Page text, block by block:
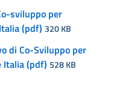
sviluppo per
(pdf) 320 KB
di Co-Sviluppo per
Italia (pdf) 528 KB